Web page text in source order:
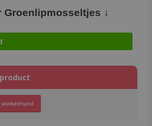
Groenlipmosseltjes ↓
winkelmand